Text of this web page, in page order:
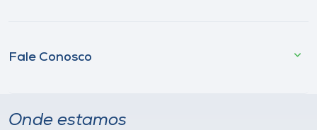
Fale Conosco
Onde estamos